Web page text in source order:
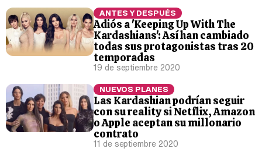
ANTES Y DESPUÉS
Adiós a 'Keeping Up With The
Kardashians': Así han cambiado
todas sus protagonistas tras 20
temporadas
19 de septiembre 2020
NUEVOS PLANES
Las Kardashian podrían seguir
con su reality si Netflix, Amazon
o Apple aceptan su millonario
contrato
11 de septiembre 2020